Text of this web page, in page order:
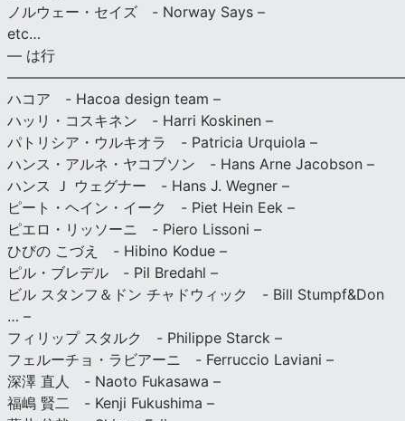
ノルウェー・セイズ - Norway Says –
etc…
— は行
ハコア - Hacoa design team –
ハッリ・コスキネン - Harri Koskinen –
パトリシア・ウルキオラ - Patricia Urquiola –
ハンス・アルネ・ヤコブソン - Hans Arne Jacobson –
ハンス Ｊ ウェグナー - Hans J. Wegner –
ピート・ヘイン・イーク - Piet Hein Eek –
ピエロ・リッソーニ - Piero Lissoni –
ひびの こづえ - Hibino Kodue –
ピル・ブレデル - Pil Bredahl –
ビル スタンフ＆ドン チャドウィック - Bill Stumpf&Don
… –
フィリップ スタルク - Philippe Starck –
フェルーチョ・ラビアーニ - Ferruccio Laviani –
深澤 直人 - Naoto Fukasawa –
福嶋 賢二 - Kenji Fukushima –